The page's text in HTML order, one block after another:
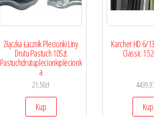
Złączka Łacznik Plecionki Liny
Drutu Pastuch 10Szt
Pastuchdrutuplecionkiplecionk
a
21,50zł
Kup
Karcher HD 6/
Classic
Kup